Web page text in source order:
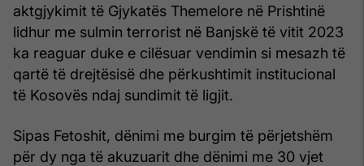
aktgjykimit të Gjykatës Themelore në Prishtinë
lidhur me sulmin terrorist në Banjskë të vitit 2023
ka reaguar duke e cilësuar vendimin si mesazh të
qartë të drejtësisë dhe përkushtimit institucional
të Kosovës ndaj sundimit të ligjit.
Sipas Fetoshit, dënimi me burgim të përjetshëm
për dy nga të akuzuarit dhe dënimi me 30 vjet